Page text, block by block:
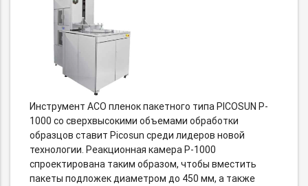
Инструмент АСО пленок пакетного типа PICOSUN P-
1000 со сверхвысокими объемами обработки
образцов ставит Picosun среди лидеров новой
технологии. Реакционная камера P-1000
спроектирована таким образом, чтобы вместить
пакеты подложек диаметром до 450 мм, а также